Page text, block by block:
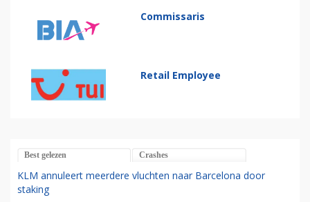
Commissaris
Retail Employee
Best gelezen Crashes
KLM annuleert meerdere vluchten naar Barcelona door
staking